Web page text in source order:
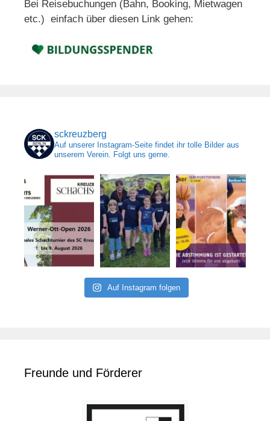
Bei Reisebuchungen (Bahn, Booking, Mietwagen
etc.) einfach über diesen Link gehen:
sckreuzberg
Auf unserer Instagram-Seite findet ihr tolle Bilder aus
unserem Verein. Folgt uns gerne.
Auf Instagram folgen
Freunde und Förderer